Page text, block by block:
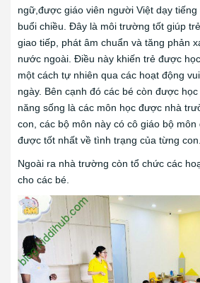
ngữ,được giáo viên người Việt dạy
buổi chiều. Đây là môi trường tốt giúp
giao tiếp, phát âm chuẩn và tăng phản
nước ngoài. Điều này khiến trẻ được
một cách tự nhiên qua các hoạt động
ngày. Bên cạnh đó các bé còn được
năng sống là các môn học được nhà
con, các bộ môn này có cô giáo bộ
được tốt nhất về tình trạng của từng con.
Ngoài ra nhà trường còn tổ chức các
cho các bé.